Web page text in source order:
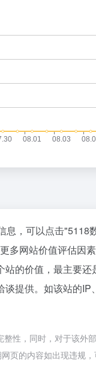
息，可以点击"5118
多网站价值评估因
的价值，最主要还
提供。如该站的IP
性，同时，对于该外
页的内容如出现违规